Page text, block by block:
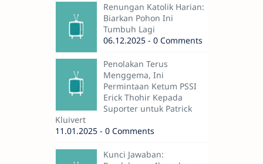
Renungan Katolik Harian:
Biarkan Pohon Ini
Tumbuh Lagi
06.12.2025 - 0 Comments
Penolakan Terus
Menggema, Ini
Permintaan Ketum PSSI
Erick Thohir Kepada
Suporter untuk Patrick
Kluivert
11.01.2025 - 0 Comments
Kunci Jawaban: